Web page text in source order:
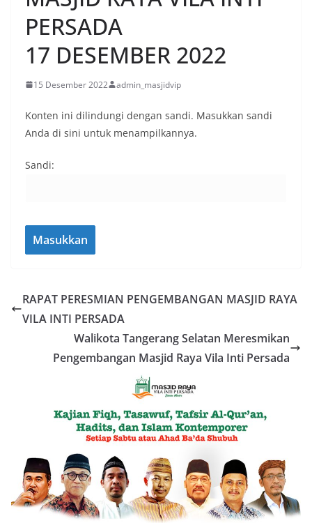
PERSADA
17 DESEMBER 2022
15 Desember 2022 admin_masjidvip
Konten ini dilindungi dengan sandi. Masukkan sandi
Anda di sini untuk menampilkannya.
Sandi:
RAPAT PERESMIAN PENGEMBANGAN MASJID RAYA
VILA INTI PERSADA
Walikota Tangerang Selatan Meresmikan
Pengembangan Masjid Raya Vila Inti Persada